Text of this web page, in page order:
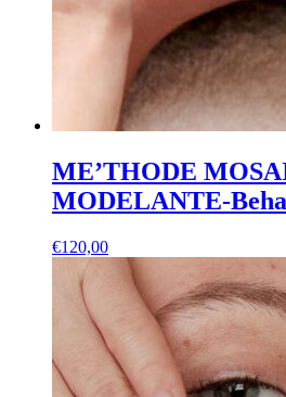
ME’THODE
MODELANTE-
€120,00